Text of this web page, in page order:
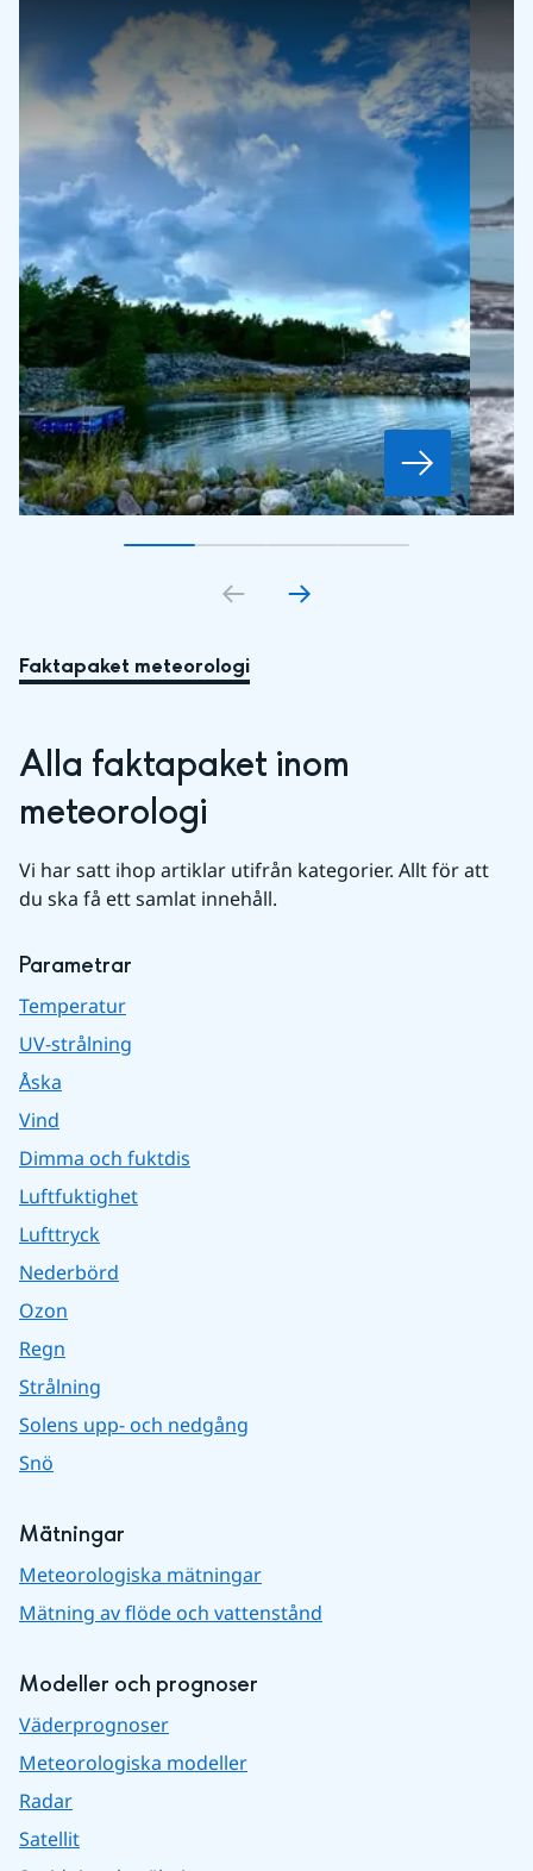
Gå till bildkort1
Gå till bildkort2
Gå till bildkort3
Gå till bildkort
Faktapaket meteorologi
Alla faktapaket inom
meteorologi
Vi har satt ihop artiklar utifrån kategorier. Allt för att
du ska få ett samlat innehåll.
Parametrar
Temperatur
UV-strålning
Åska
Vind
Dimma och fuktdis
Luftfuktighet
Lufttryck
Nederbörd
Ozon
Regn
Strålning
Solens upp- och nedgång
Snö
Mätningar
Meteorologiska mätningar
Mätning av flöde och vattenstånd
Modeller och prognoser
Väderprognoser
Meteorologiska modeller
Radar
Satellit